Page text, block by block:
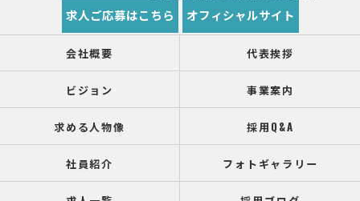
求人ご応募はこちら オフィシャルサイト
会社概要 代表挨拶
ビジョン 事業案内
求める人物像 採用Q&A
社員紹介 フォトギャラリー